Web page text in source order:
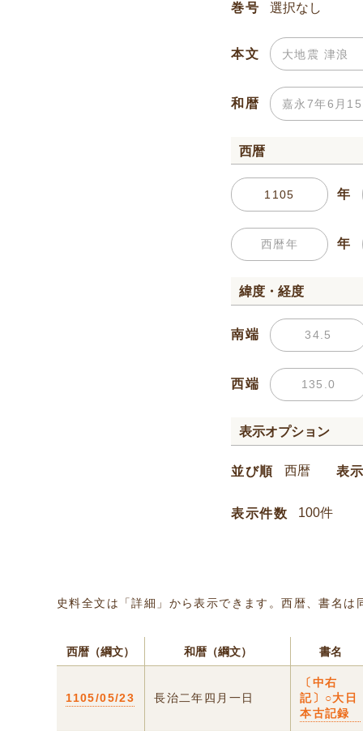
巻号
本文
和暦
西暦
年
年
緯度・経度
南端
西端
表示オプション
並び順 表
表示件数
史料全文は「詳細」から表示できます。西暦、書名
西暦（綱文） 和暦（綱文） 書名
1105/05/23 長治二年四月一日
〔中右
記〕○大日
本古記録